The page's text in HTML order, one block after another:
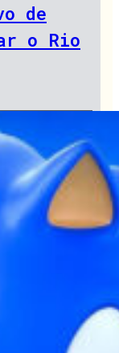
de
o Rio